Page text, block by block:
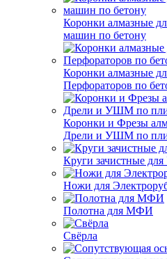
Коронки алмазные
машин по бетону
Коронки алмазные
Перфораторов по
Коронки и Фрезы
Дрели и УШМ по
Круги зачистные
Ножи для
Полотна для МФИ
Свёрла